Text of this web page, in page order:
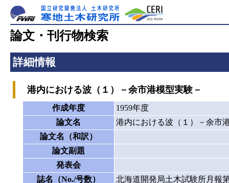
論文・刊行物検索
詳細情報
港内における波（１）－余市港模型実験－
作成年度
1959年度
論文名
港内における波（１）－余市
論文名（和訳）
論文副題
発表会
誌名（No./号数）
北海道開発局土木試験所月報